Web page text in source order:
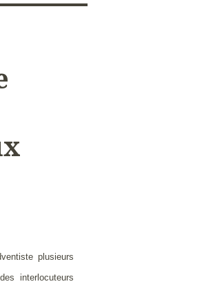
plusieurs
interlocuteurs